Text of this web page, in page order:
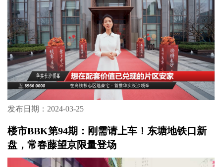
发布日期：2024-03-25
楼市BBK第94期：刚需请上车！东塘地铁口新
盘，常春藤望京限量登场